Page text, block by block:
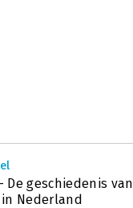
De geschiedenis van
Nederland